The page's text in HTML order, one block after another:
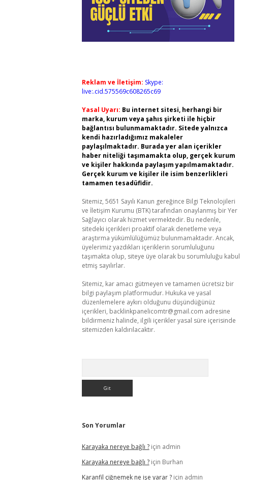
Reklam ve İletişim: Skype:
live:.cid.575569c608265c69
Yasal Uyarı: Bu internet sitesi, herhangi bir
marka, kurum veya şahıs şirketi ile hiçbir
bağlantısı bulunmamaktadır. Sitede yalnızca
kendi hazırladığımız makaleler
paylaşılmaktadır. Burada yer alan içerikler
haber niteliği taşımamakta olup, gerçek kurum
ve kişiler hakkında paylaşım yapılmamaktadır.
Gerçek kurum ve kişiler ile isim benzerlikleri
tamamen tesadüfidir.
Sitemiz, 5651 Sayılı Kanun gereğince Bilgi Teknolojileri
ve İletişim Kurumu (BTK) tarafından onaylanmış bir Yer
Sağlayıcı olarak hizmet vermektedir. Bu nedenle,
sitedeki içerikleri proaktif olarak denetleme veya
araştırma yükümlülüğümüz bulunmamaktadır. Ancak,
üyelerimiz yazdıkları içeriklerin sorumluluğunu
taşımakta olup, siteye üye olarak bu sorumluluğu kabul
etmiş sayılırlar.
Sitemiz, kar amacı gütmeyen ve tamamen ücretsiz bir
bilgi paylaşım platformudur. Hukuka ve yasal
düzenlemelere aykırı olduğunu düşündüğünüz
içerikleri, backlinkpanelicomtr@gmail.com adresine
bildirmeniz halinde, ilgili içerikler yasal süre içerisinde
sitemizden kaldırılacaktır.
Son Yorumlar
Karayaka nereye bağlı ?için admin
Karayaka nereye bağlı ?için Burhan
Karanfil çiğnemek ne işe yarar ?için admin